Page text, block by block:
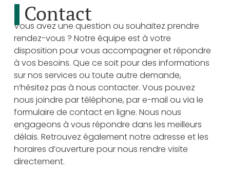
Contact
Vous avez une question ou souhaitez prendre
rendez-vous ? Notre équipe est à votre
disposition pour vous accompagner et répondre
à vos besoins. Que ce soit pour des informations
sur nos services ou toute autre demande,
n’hésitez pas à nous contacter. Vous pouvez
nous joindre par téléphone, par e-mail ou via le
formulaire de contact en ligne. Nous nous
engageons à vous répondre dans les meilleurs
délais. Retrouvez également notre adresse et les
horaires d’ouverture pour nous rendre visite
directement.